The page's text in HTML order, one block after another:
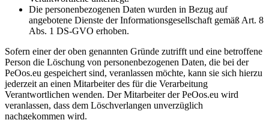
Die personenbezogenen Daten wurden in Bezug auf
angebotene Dienste der Informationsgesellschaft gemäß Art. 8
Abs. 1 DS-GVO erhoben.
Sofern einer der oben genannten Gründe zutrifft und eine betroffene
Person die Löschung von personenbezogenen Daten, die bei der
PeOos.eu gespeichert sind, veranlassen möchte, kann sie sich hierzu
jederzeit an einen Mitarbeiter des für die Verarbeitung
Verantwortlichen wenden. Der Mitarbeiter der PeOos.eu wird
veranlassen, dass dem Löschverlangen unverzüglich
nachgekommen wird.